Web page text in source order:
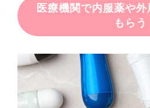
医療機関で内服薬や
もらう